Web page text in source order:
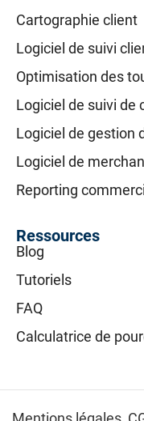
Cartographie client
Logiciel de suivi
Optimisation des
Logiciel de suivi de
Logiciel de gestion
Logiciel de
Reporting
Ressources
Blog
Tutoriels
FAQ
Calculatrice de